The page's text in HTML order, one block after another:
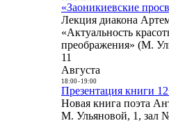
«Заоникиевские
Лекция диакона
«Актуальность
преображения» (М.
11
Августа
18:00- 19:00
Презентация книги
Новая книга поэта
М. Ульяновой, 1, зал